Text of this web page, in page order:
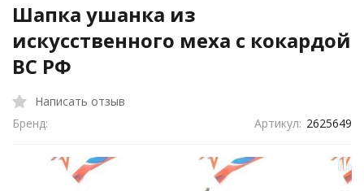
Шапка ушанка из
искусственного меха с кокардой
ВС РФ
Написать отзыв
Бренд:
Артикул: 2625649